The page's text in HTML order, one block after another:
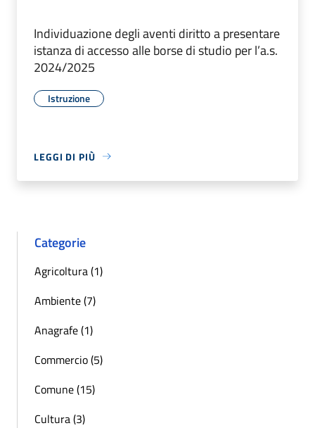
Individuazione degli aventi diritto a presentare
istanza di accesso alle borse di studio per l’a.s.
2024/2025
Istruzione
LEGGI DI PIÙ
Categorie
Agricoltura (1)
Ambiente (7)
Anagrafe (1)
Commercio (5)
Comune (15)
Cultura (3)